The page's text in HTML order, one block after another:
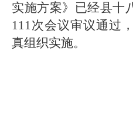
实施方案》已经县十
111次会议审议通过
真组织实施。